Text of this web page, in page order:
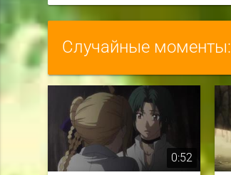
Случайные моменты:
0:52